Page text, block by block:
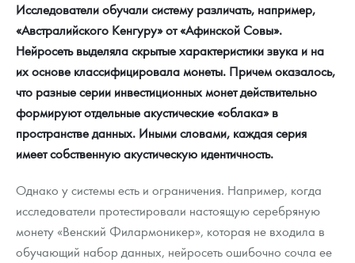
Исследователи обучали систему различать, например,
«Австралийского Кенгуру» от «Афинской Совы».
Нейросеть выделяла скрытые характеристики звука и на
их основе классифицировала монеты. Причем оказалось,
что разные серии инвестиционных монет действительно
формируют отдельные акустические «облака» в
пространстве данных. Иными словами, каждая серия
имеет собственную акустическую идентичность.
Однако у системы есть и ограничения. Например, когда
исследователи протестировали настоящую серебряную
монету «Венский Филармоникер», которая не входила в
обучающий набор данных, нейросеть ошибочно сочла ее